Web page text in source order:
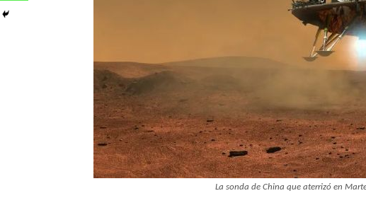
La sonda de China que aterrizó en